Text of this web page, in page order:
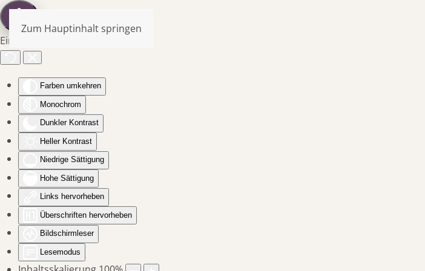
Eingabehilfen öffnen
Farben umkehren
Monochrom
Dunkler Kontrast
Heller Kontrast
Niedrige Sättigung
Hohe Sättigung
Links hervorheben
Überschriften hervorheben
Bildschirmleser
Lesemodus
Zum Hauptinhalt springen